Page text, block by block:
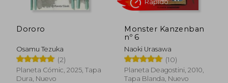
Dororo
Osamu Tezuka
(2)
Planeta Cómic, 2025, Tapa
Dura, Nuevo
Monster Kanzenban
nº 6
Naoki Urasawa
(10)
Planeta Deagostini, 2010,
Tapa Blanda, Nuevo